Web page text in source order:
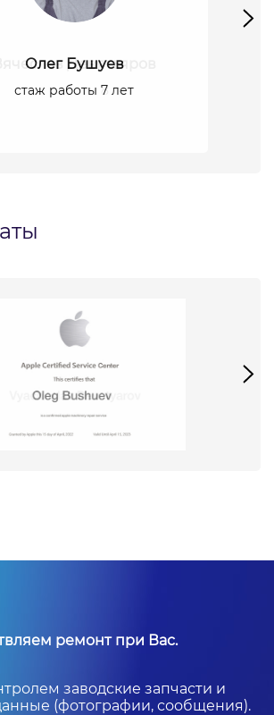
Олег Бушуев
стаж работы 7 лет
ремонт при Вас.
заводские запчасти и
(фотографии, сообщения).